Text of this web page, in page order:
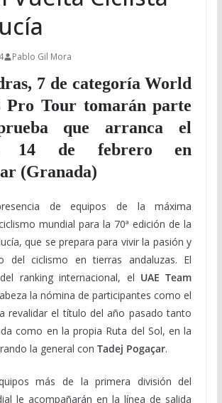
Pablo Gil Mora
7 de categoría World
Pro Tour tomarán parte
que arranca el
14 de febrero en
(Granada)
de equipos de la máxima
mundial para la 70ª edición de la
que se prepara para vivir la pasión y
del ciclismo en tierras andaluzas. El
ranking internacional, el UAE Team
la nómina de participantes como el
revalidar el título del año pasado tanto
como en la propia Ruta del Sol, en la
la general con Tadej Pogaçar.
más de la primera división del
le acompañarán en la línea de salida